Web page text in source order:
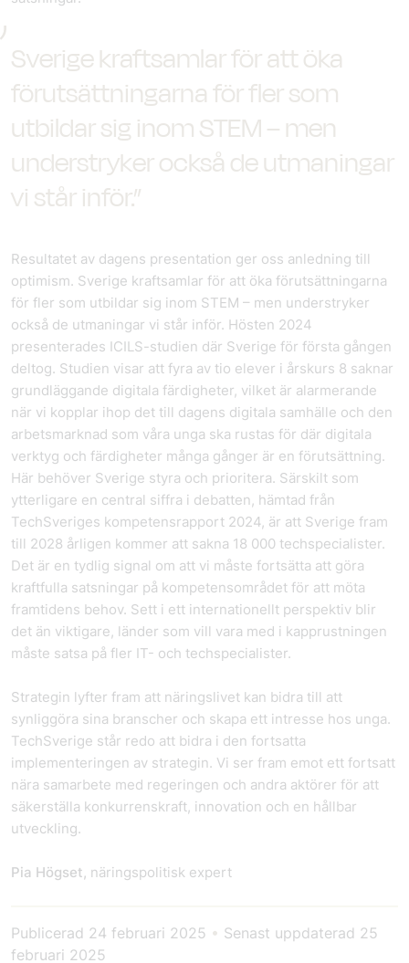
Sverige kraftsamlar för att öka
förutsättningarna för fler som
utbildar sig inom STEM – men
understryker också de utmaningar
vi står inför.”
Resultatet av dagens presentation ger oss anledning till
optimism. Sverige kraftsamlar för att öka förutsättningarna
för fler som utbildar sig inom STEM – men understryker
också de utmaningar vi står inför. Hösten 2024
presenterades ICILS-studien där Sverige för första gången
deltog. Studien visar att fyra av tio elever i årskurs 8 saknar
grundläggande digitala färdigheter, vilket är alarmerande
när vi kopplar ihop det till dagens digitala samhälle och den
arbetsmarknad som våra unga ska rustas för där digitala
verktyg och färdigheter många gånger är en förutsättning.
Här behöver Sverige styra och prioritera. Särskilt som
ytterligare en central siffra i debatten, hämtad från
TechSveriges kompetensrapport 2024, är att Sverige fram
till 2028 årligen kommer att sakna 18 000 techspecialister.
Det är en tydlig signal om att vi måste fortsätta att göra
kraftfulla satsningar på kompetensområdet för att möta
framtidens behov. Sett i ett internationellt perspektiv blir
det än viktigare, länder som vill vara med i kapprustningen
måste satsa på fler IT- och techspecialister.
Strategin lyfter fram att näringslivet kan bidra till att
synliggöra sina branscher och skapa ett intresse hos unga.
TechSverige står redo att bidra i den fortsatta
implementeringen av strategin. Vi ser fram emot ett fortsatt
nära samarbete med regeringen och andra aktörer för att
säkerställa konkurrenskraft, innovation och en hållbar
utveckling.
Pia Högset, näringspolitisk expert
Publicerad 24 februari 2025 • Senast uppdaterad 25
februari 2025